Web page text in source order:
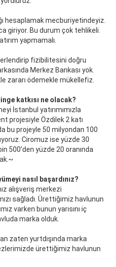
hesaplamak mecburiyetindeyiz.
giriyor. Bu durum çok tehlikeli.
yapmamalı.
fizibilitesini doğru
Merkez Bankası yok.
zararı ödemekle mükellefiz.
katkısı ne olacak?
İstanbul yatırımımızla
projesiyle Özdilek 2 katı
da bu projeyle 50 milyondan 100
Ciromuz ise yüzde 30
500’den yüzde 20 oranında
nasıl başardınız?
alışveriş merkezi
sağladı. Ürettiğimiz havlunun
varken bunun yarısını iç
marka olduk.
zaten yurtdışında marka
ürettiğimiz havlunun